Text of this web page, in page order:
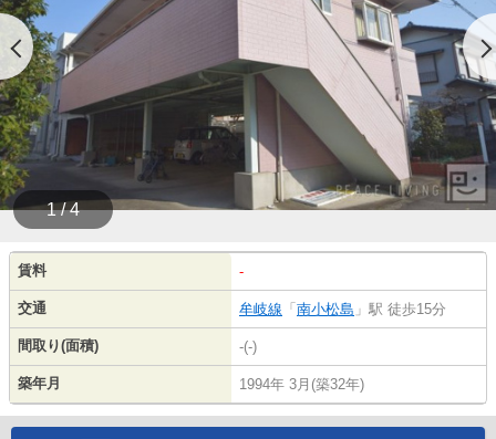
1 / 4
賃料 -
交通 牟岐線 「 南小松島 」駅 徒歩15分
間取り(面積) -(-)
築年月 1994年 3月(築32年)